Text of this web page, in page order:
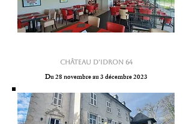
Château d'Idron 64
Du 28 novembre au 3 décembre 2023